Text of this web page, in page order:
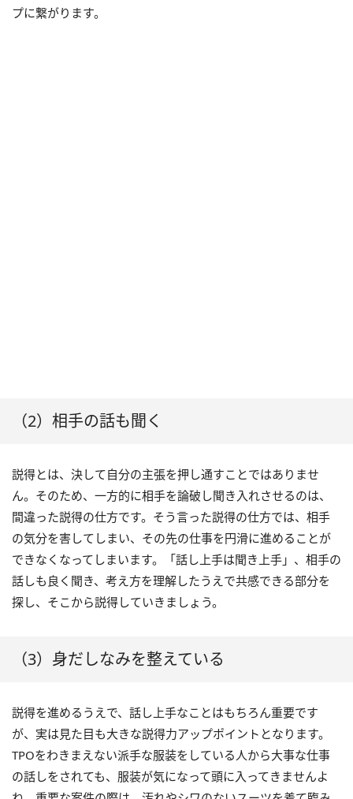
プに繋がります。
（2）相手の話も聞く
説得とは、決して自分の主張を押し通すことではありませ
ん。そのため、一方的に相手を論破し聞き入れさせるのは、
間違った説得の仕方です。そう言った説得の仕方では、相手
の気分を害してしまい、その先の仕事を円滑に進めることが
できなくなってしまいます。「話し上手は聞き上手」、相手の
話しも良く聞き、考え方を理解したうえで共感できる部分を
探し、そこから説得していきましょう。
（3）身だしなみを整えている
説得を進めるうえで、話し上手なことはもちろん重要です
が、実は見た目も大きな説得力アップポイントとなります。
TPOをわきまえない派手な服装をしている人から大事な仕事
の話しをされても、服装が気になって頭に入ってきませんよ